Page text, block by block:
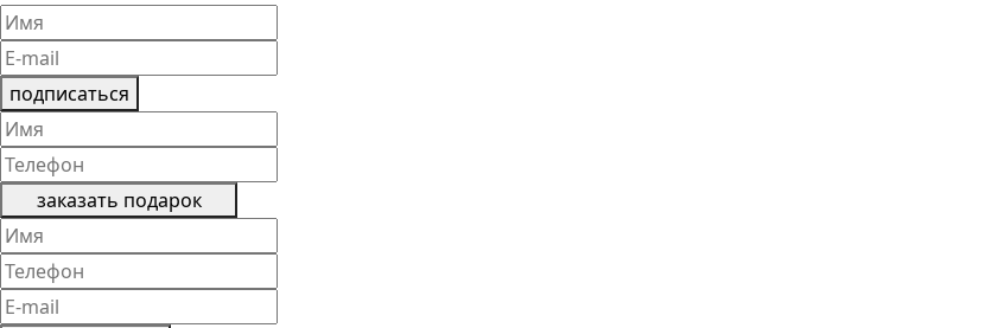
подписаться
заказать подарок